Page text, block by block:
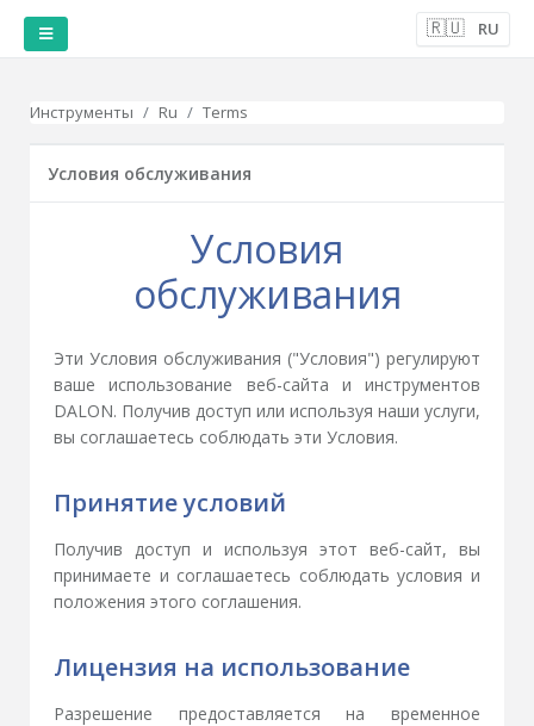
🇷🇺 RU
Инструменты Ru Terms
Условия обслуживания
Условия
обслуживания
Эти Условия обслуживания ("Условия") регулируют
ваше использование веб-сайта и инструментов
DALON. Получив доступ или используя наши услуги,
вы соглашаетесь соблюдать эти Условия.
Принятие условий
Получив доступ и используя этот веб-сайт, вы
принимаете и соглашаетесь соблюдать условия и
положения этого соглашения.
Лицензия на использование
Разрешение предоставляется на временное